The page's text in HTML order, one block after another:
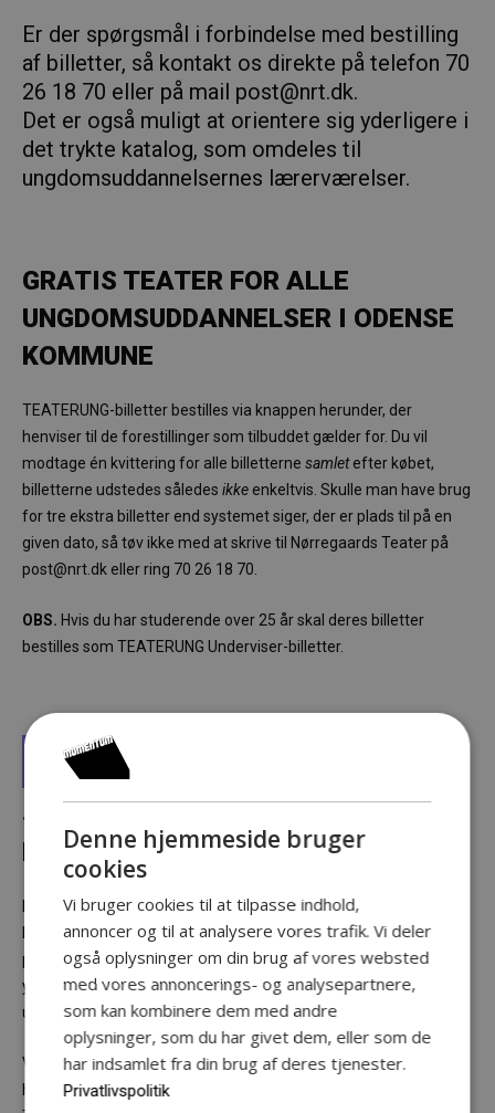
Er der spørgsmål i forbindelse med bestilling
af billetter, så kontakt os direkte på telefon 70
26 18 70 eller på mail post@nrt.dk.
Det er også muligt at orientere sig yderligere i
det trykte katalog, som omdeles til
ungdomsuddannelsernes lærerværelser.
GRATIS TEATER FOR ALLE
UNGDOMSUDDANNELSER I ODENSE
KOMMUNE
TEATERUNG-billetter bestilles via knappen herunder, der
henviser til de forestillinger som tilbuddet gælder for. Du vil
modtage én kvittering for alle billetterne samletefter købet,
billetterne udstedes således ikkeenkeltvis. Skulle man have brug
for tre ekstra billetter end systemet siger, der er plads til på en
given dato, så tøv ikke med at skrive til Nørregaards Teater på
post@nrt.dk eller ring 70 26 18 70.
OBS. Hvis du har studerende over 25 år skal deres billetter
bestilles som TEATERUNG Underviser-billetter.
FIND BILLETTER
SPØRGSMÅL ANG.
BILLETBESTILLING?
Er der spørgsmål i forbindelse med bestilling af billetter, så
kontakt Nørregaards Teater direkte på telefon 70 26 18 70 eller
på mail post@nrt.dk. Det er også muligt at orientere sig
yderligere i det trykte katalog, som omdeles til
ungdomsuddannelsernes lærerværelser.
Ved eventuelle afbestillinger kontakt gerne Nørregaards Teater
hurtigst muligt så andre kan få glæde af billetterne.
Denne hjemmeside bruger
cookies
Vi bruger cookies til at tilpasse indhold,
annoncer og til at analysere vores trafik. Vi deler
også oplysninger om din brug af vores websted
med vores annoncerings- og analysepartnere,
som kan kombinere dem med andre
oplysninger, som du har givet dem, eller som de
har indsamlet fra din brug af deres tjenester.
Privatlivspolitik